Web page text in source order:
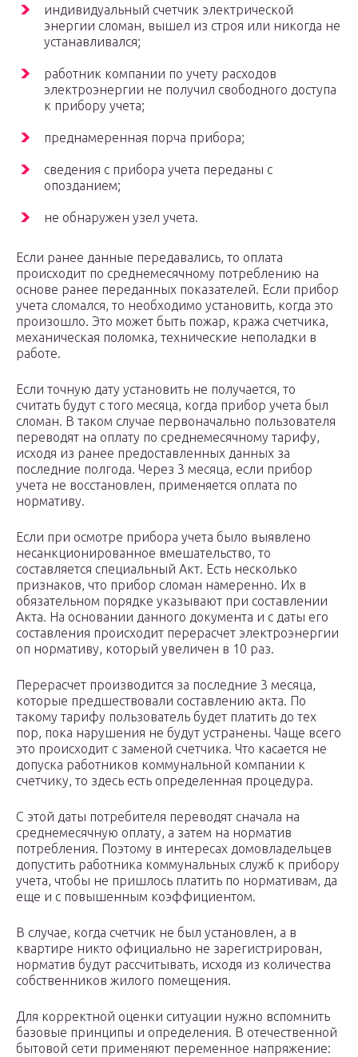
индивидуальный счетчик электрической
энергии сломан, вышел из строя или никогда не
устанавливался;
работник компании по учету расходов
электроэнергии не получил свободного доступа
к прибору учета;
преднамеренная порча прибора;
сведения с прибора учета переданы с
опозданием;
не обнаружен узел учета.
Если ранее данные передавались, то оплата
происходит по среднемесячному потреблению на
основе ранее переданных показателей. Если прибор
учета сломался, то необходимо установить, когда это
произошло. Это может быть пожар, кража счетчика,
механическая поломка, технические неполадки в
работе.
Если точную дату установить не получается, то
считать будут с того месяца, когда прибор учета был
сломан. В таком случае первоначально пользователя
переводят на оплату по среднемесячному тарифу,
исходя из ранее предоставленных данных за
последние полгода. Через 3 месяца, если прибор
учета не восстановлен, применяется оплата по
нормативу.
Если при осмотре прибора учета было выявлено
несанкционированное вмешательство, то
составляется специальный Акт. Есть несколько
признаков, что прибор сломан намеренно. Их в
обязательном порядке указывают при составлении
Акта. На основании данного документа и с даты его
составления происходит перерасчет электроэнергии
оп нормативу, который увеличен в 10 раз.
Перерасчет производится за последние 3 месяца,
которые предшествовали составлению акта. По
такому тарифу пользователь будет платить до тех
пор, пока нарушения не будут устранены. Чаще всего
это происходит с заменой счетчика. Что касается не
допуска работников коммунальной компании к
счетчику, то здесь есть определенная процедура.
С этой даты потребителя переводят сначала на
среднемесячную оплату, а затем на норматив
потребления. Поэтому в интересах домовладельцев
допустить работника коммунальных служб к прибору
учета, чтобы не пришлось платить по нормативам, да
еще и с повышенным коэффициентом.
В случае, когда счетчик не был установлен, а в
квартире никто официально не зарегистрирован,
норматив будут рассчитывать, исходя из количества
собственников жилого помещения.
Для корректной оценки ситуации нужно вспомнить
базовые принципы и определения. В отечественной
бытовой сети применяют переменное напряжение: